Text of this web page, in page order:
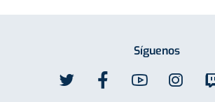
Síguenos